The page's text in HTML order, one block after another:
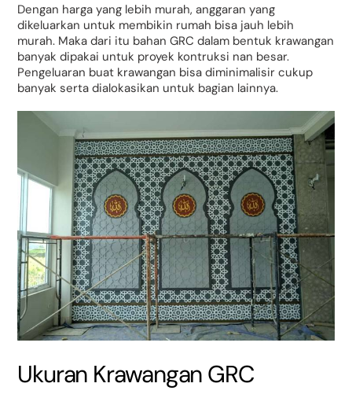
Dengan harga yang lebih murah, anggaran yang
dikeluarkan untuk membikin rumah bisa jauh lebih
murah. Maka dari itu bahan GRC dalam bentuk krawangan
banyak dipakai untuk proyek kontruksi nan besar.
Pengeluaran buat krawangan bisa diminimalisir cukup
banyak serta dialokasikan untuk bagian lainnya.
Ukuran Krawangan GRC